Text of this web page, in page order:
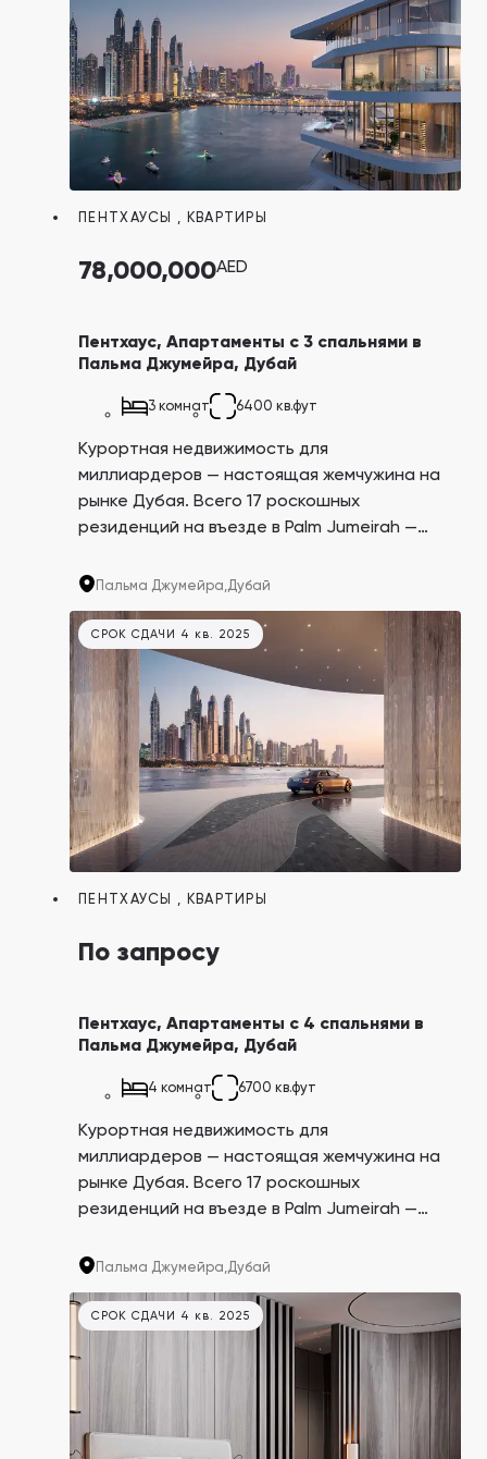
ПЕНТХАУСЫ , КВАРТИРЫ
78,000,000AED
Пентхаус, Апартаменты с 3 спальнями в
Пальма Джумейра, Дубай
3 комнат 6400 кв.фут
Курортная недвижимость для
миллиардеров — настоящая жемчужина на
рынке Дубая. Всего 17 роскошных
резиденций на въезде в Palm Jumeirah —
форме пальмы. Каждый апартамент
управлением Dorchester Collection — сети
люксовых отелей с проектами по всему
миру.
Пальма Джумейра,Дубай
СРОК СДАЧИ 4 кв. 2025
ПЕНТХАУСЫ , КВАРТИРЫ
По запросу
Пентхаус, Апартаменты с 4 спальнями в
Пальма Джумейра, Дубай
4 комнат 6700 кв.фут
Курортная недвижимость для
миллиардеров — настоящая жемчужина на
рынке Дубая. Всего 17 роскошных
резиденций на въезде в Palm Jumeirah —
форме пальмы. Каждый апартамент
управлением Dorchester Collection — сети
люксовых отелей с проектами по всему
Пальма Джумейра,Дубай
СРОК СДАЧИ 4 кв. 2025